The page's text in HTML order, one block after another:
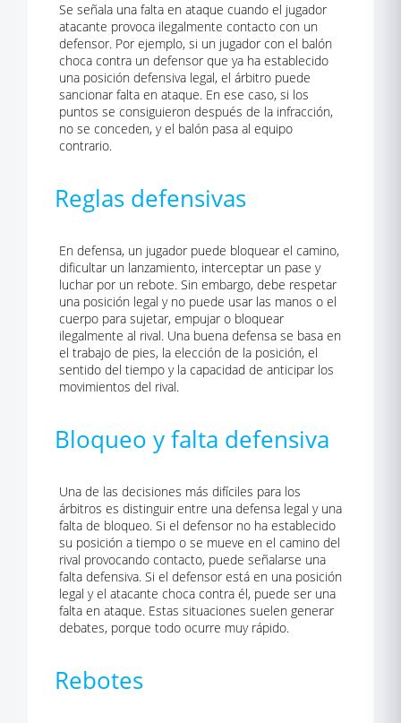
Se señala una falta en ataque cuando el jugador
atacante provoca ilegalmente contacto con un
defensor. Por ejemplo, si un jugador con el balón
choca contra un defensor que ya ha establecido
una posición defensiva legal, el árbitro puede
sancionar falta en ataque. En ese caso, si los
puntos se consiguieron después de la infracción,
no se conceden, y el balón pasa al equipo
contrario.
Reglas defensivas
En defensa, un jugador puede bloquear el camino,
dificultar un lanzamiento, interceptar un pase y
luchar por un rebote. Sin embargo, debe respetar
una posición legal y no puede usar las manos o el
cuerpo para sujetar, empujar o bloquear
ilegalmente al rival. Una buena defensa se basa en
el trabajo de pies, la elección de la posición, el
sentido del tiempo y la capacidad de anticipar los
movimientos del rival.
Bloqueo y falta defensiva
Una de las decisiones más difíciles para los
árbitros es distinguir entre una defensa legal y una
falta de bloqueo. Si el defensor no ha establecido
su posición a tiempo o se mueve en el camino del
rival provocando contacto, puede señalarse una
falta defensiva. Si el defensor está en una posición
legal y el atacante choca contra él, puede ser una
falta en ataque. Estas situaciones suelen generar
debates, porque todo ocurre muy rápido.
Rebotes